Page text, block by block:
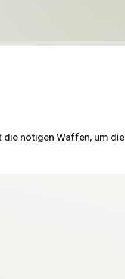
nötigen Waffen, um